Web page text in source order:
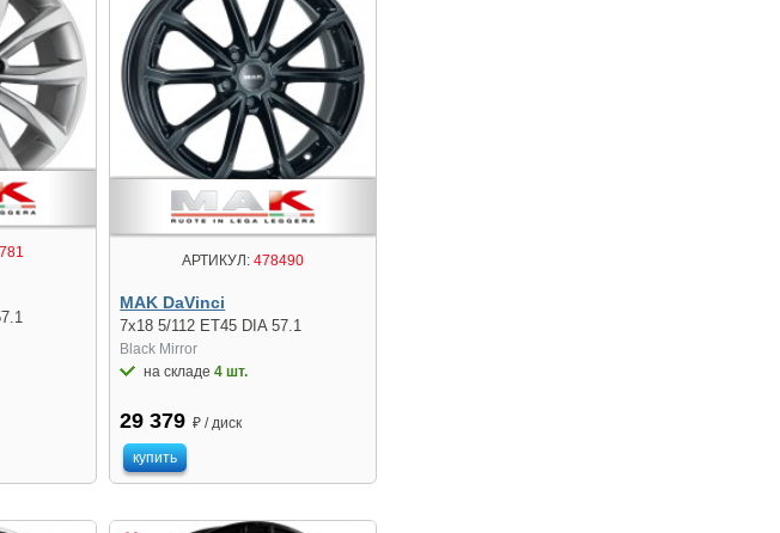
АРТИКУЛ: 478490
MAK DaVinci
7x18 5/112 ET45 DIA 57.1
Black Mirror
на складе4 шт.
29 379 ₽ / диск
купить